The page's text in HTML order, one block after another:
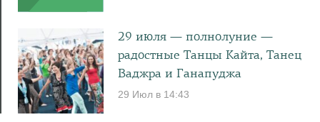
29 июля — полнолуние —
радостные Танцы Кайта, Танец
Ваджра и Ганапуджа
29 Июл в 14:43